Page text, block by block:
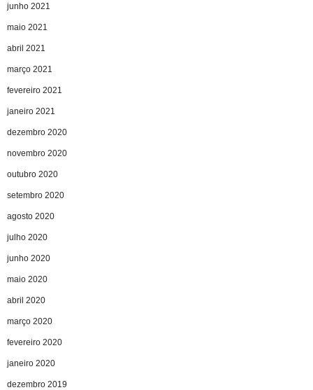
junho 2021
maio 2021
abril 2021
março 2021
fevereiro 2021
janeiro 2021
dezembro 2020
novembro 2020
outubro 2020
setembro 2020
agosto 2020
julho 2020
junho 2020
maio 2020
abril 2020
março 2020
fevereiro 2020
janeiro 2020
dezembro 2019